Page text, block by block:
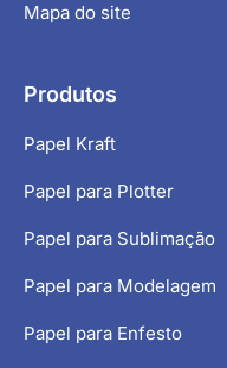
Mapa do site
Produtos
Papel Kraft
Papel para Plotter
Papel para Sublimação
Papel para Modelagem
Papel para Enfesto